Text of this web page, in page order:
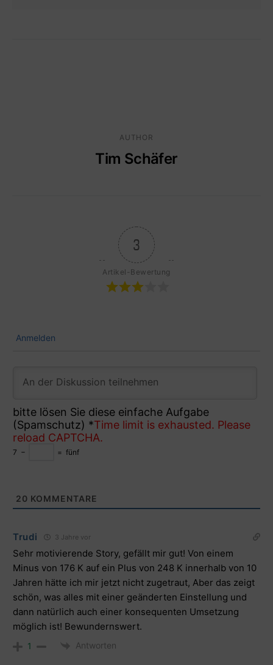
AUTHOR
Tim Schäfer
3
Artikel-Bewertung
Anmelden
bitte lösen Sie diese einfache Aufgabe
(Spamschutz) *Time limit is exhausted. Please
reload CAPTCHA.
7 − = fünf
20 KOMMENTARE
Trudi 3 Jahre vor
Sehr motivierende Story, gefällt mir gut! Von einem
Minus von 176 K auf ein Plus von 248 K innerhalb von 10
Jahren hätte ich mir jetzt nicht zugetraut, Aber das zeigt
schön, was alles mit einer geänderten Einstellung und
dann natürlich auch einer konsequenten Umsetzung
möglich ist! Bewundernswert.
1 Antworten